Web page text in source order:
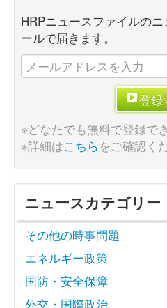
HRPニュースファイルの
ールで届きます。
登録
※どなたでも無料で登録で
※詳細はこちらをご確認く
ニュースカテゴリー
その他の時事問題
エネルギー政策
国防・安全保障
外交・国際政治